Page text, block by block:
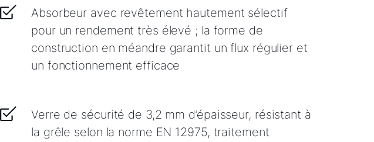
Absorbeur avec revêtement hautement sélectif
pour un rendement très élevé ; la forme de
construction en méandre garantit un flux régulier et
un fonctionnement efficace
Verre de sécurité de 3,2 mm d’épaisseur, résistant à
la grêle selon la norme EN 12975, traitement